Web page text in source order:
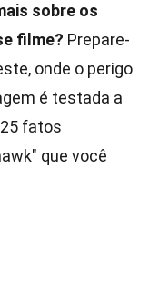
sobre os
filme? Prepare-
onde o perigo
é testada a
fatos
que você